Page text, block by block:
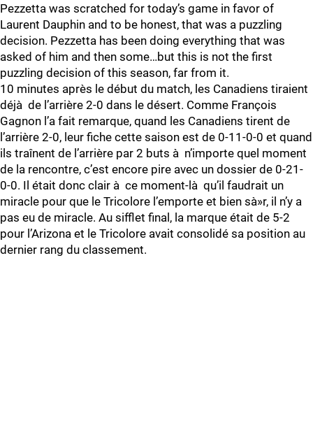
Pezzetta was scratched for today’s game in favor of
Laurent Dauphin and to be honest, that was a puzzling
decision. Pezzetta has been doing everything that was
asked of him and then some…but this is not the first
puzzling decision of this season, far from it.
10 minutes après le début du match, les Canadiens tiraient
déjà de l’arrière 2-0 dans le désert. Comme François
Gagnon l’a fait remarque, quand les Canadiens tirent de
l’arrière 2-0, leur fiche cette saison est de 0-11-0-0 et quand
ils traînent de l’arrière par 2 buts à n’importe quel moment
de la rencontre, c’est encore pire avec un dossier de 0-21-
0-0. Il était donc clair à ce moment-là qu’il faudrait un
miracle pour que le Tricolore l’emporte et bien sà»r, il n’y a
pas eu de miracle. Au sifflet final, la marque était de 5-2
pour l’Arizona et le Tricolore avait consolidé sa position au
dernier rang du classement.